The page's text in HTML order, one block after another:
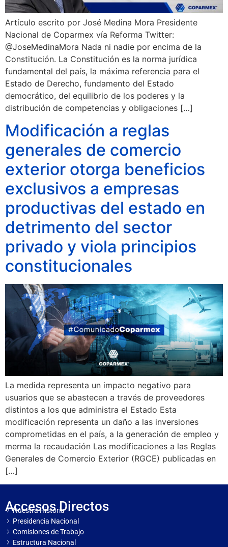
Artículo escrito por José Medina Mora Presidente
Nacional de Coparmex vía Reforma Twitter:
@JoseMedinaMora Nada ni nadie por encima de la
Constitución. La Constitución es la norma jurídica
fundamental del país, la máxima referencia para el
Estado de Derecho, fundamento del Estado
democrático, del equilibrio de los poderes y la
distribución de competencias y obligaciones […]
Modificación a reglas
generales de comercio
exterior otorga beneficios
exclusivos a empresas
productivas del estado en
detrimento del sector
privado y viola principios
constitucionales
La medida representa un impacto negativo para
usuarios que se abastecen a través de proveedores
distintos a los que administra el Estado Esta
modificación representa un daño a las inversiones
comprometidas en el país, a la generación de empleo y
merma la recaudación Las modificaciones a las Reglas
Generales de Comercio Exterior (RGCE) publicadas en
[…]
Accesos Directos
Nuestra Historia
Presidencia Nacional
Comisiones de Trabajo
Estructura Nacional